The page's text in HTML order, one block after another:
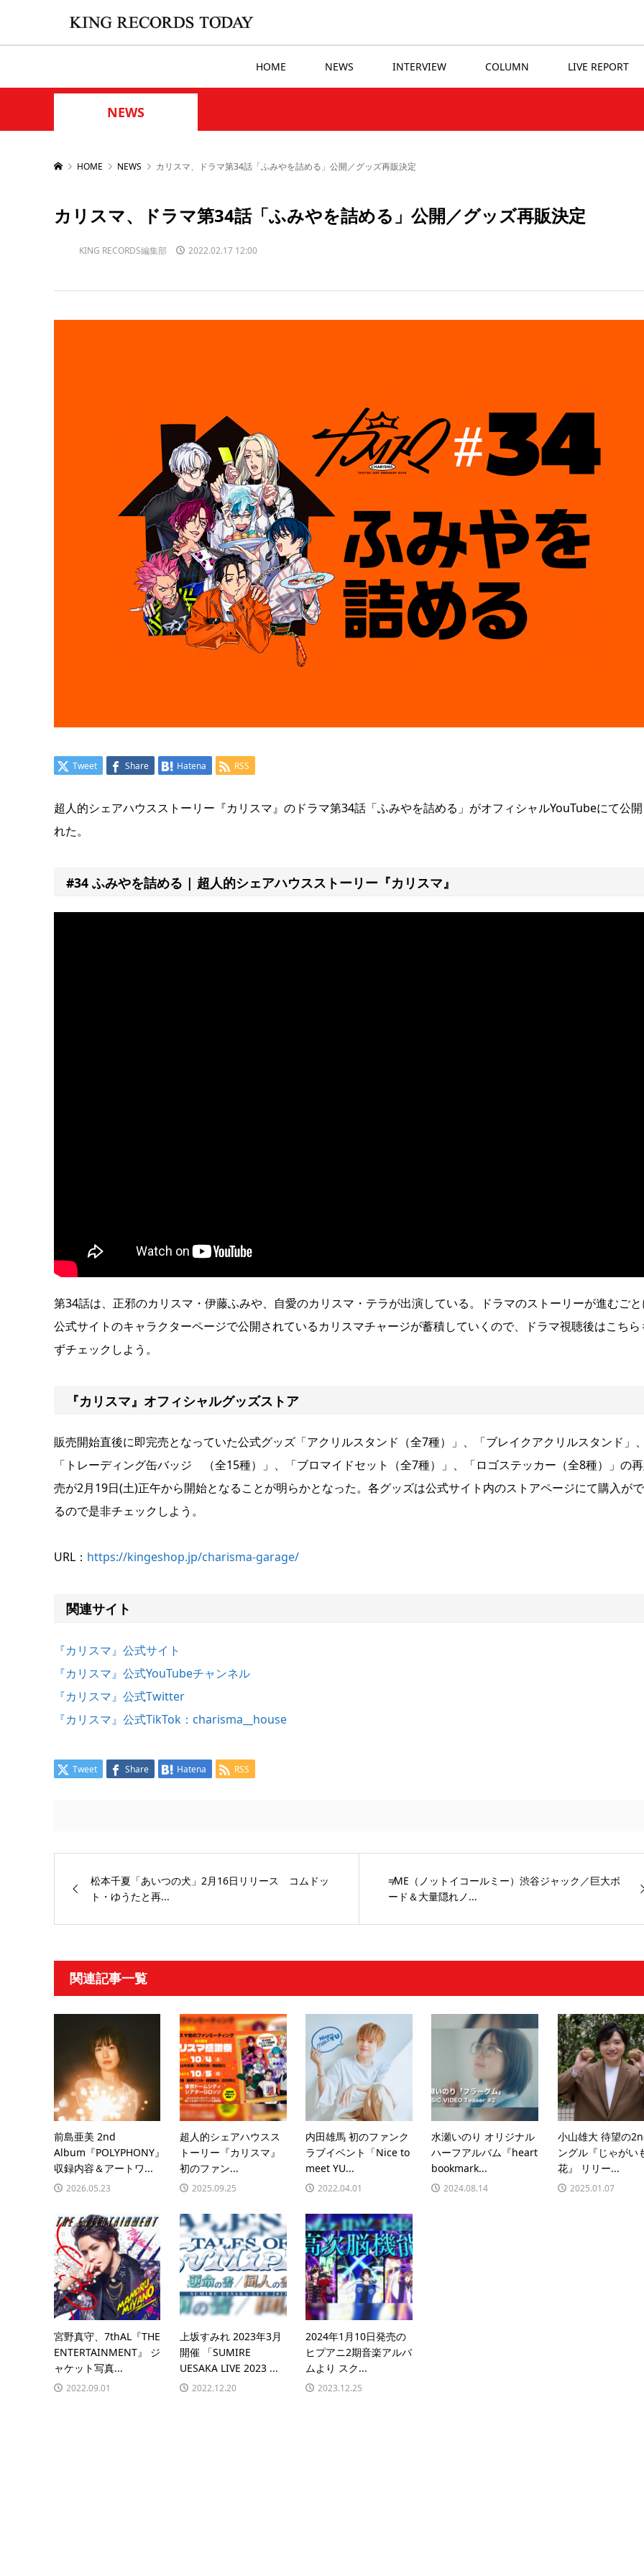
HOME NEWS INTERVIEW COLUMN LIVE REPORT
NEWS
HOME NEWS カリスマ、ドラマ第34話「ふみやを詰める」公開／グッズ再販決定
カリスマ、ドラマ第34話「ふみやを詰める」公開／グッズ再販決定
KING RECORDS編集部 2022.02.17 12:00
Tweet Share Hatena RSS
超人的シェアハウスストーリー『カリスマ』のドラマ第34話「ふみやを詰める」がオフィシャルYouTubeにて公
れた。
#34 ふみやを詰める | 超人的シェアハウスストーリー『カリスマ』
第34話は、正邪のカリスマ・伊藤ふみや、自愛のカリスマ・テラが出演している。ドラマのストーリーが進むご
公式サイトのキャラクターページで公開されているカリスマチャージが蓄積していくので、ドラマ視聴後はこちら
ずチェックしよう。
『カリスマ』オフィシャルグッズストア
販売開始直後に即完売となっていた公式グッズ「アクリルスタンド（全7種）」、「ブレイクアクリルスタンド」
「トレーディング缶バッジ （全15種）」、「ブロマイドセット（全7種）」、「ロゴステッカー（全8種）」の
売が2月19日(土)正午から開始となることが明らかとなった。各グッズは公式サイト内のストアページにて購入が
るので是非チェックしよう。
URL： https://kingeshop.jp/charisma-garage/
関連サイト
『カリスマ』公式サイト
『カリスマ』公式YouTubeチャンネル
『カリスマ』公式Twitter
『カリスマ』公式TikTok：charisma__house
Tweet Share Hatena RSS
松本千夏「あいつの犬」2月16日リリース コムドッ
ト・ゆうたと再...
≠ME（ノットイコールミー）渋谷ジャック／巨大ボ
ード＆大量隠れノ...
関連記事一覧
前島亜美 2nd
Album『POLYPHONY』
収録内容＆アートワ...
2026.05.23
超人的シェアハウスス
トーリー『カリスマ』
初のファン...
2025.09.25
内田雄馬 初のファンク
ラブイベント「Nice to
meet YU...
2022.04.01
水瀬いのり オリジナル
ハーフアルバム『heart
bookmark...
2024.08.14
小山雄大 待望の
ングル『じゃがい
花』 リリー...
2025.01.07
宮野真守、7thAL『THE
ENTERTAINMENT』 ジ
ャケット写真...
2022.09.01
上坂すみれ 2023年3月
開催 「SUMIRE
UESAKA LIVE 2023 ...
2022.12.20
2024年1月10日発売の
ヒプアニ2期音楽アルバ
ムより スク...
2023.12.25